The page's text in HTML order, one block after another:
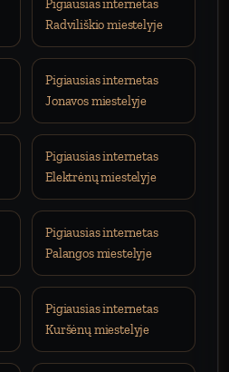
Pigiausias internetas
Radviliškio miestelyje
Pigiausias internetas
Jonavos miestelyje
Pigiausias internetas
Elektrėnų miestelyje
Pigiausias internetas
Palangos miestelyje
Pigiausias internetas
Kuršėnų miestelyje